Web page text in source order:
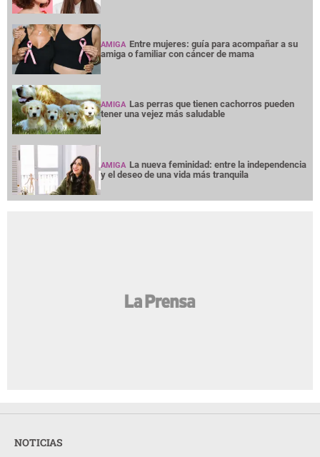
AMIGA Entre mujeres: guía para acompañar a su
amiga o familiar con cáncer de mama
AMIGA Las perras que tienen cachorros pueden
tener una vejez más saludable
AMIGA La nueva feminidad: entre la independencia
y el deseo de una vida más tranquila
NOTICIAS